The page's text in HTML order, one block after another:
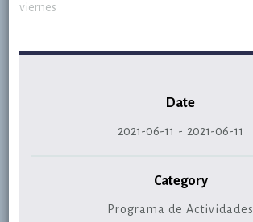
viernes
Date
2021-06-11 - 2021-06-11
Category
Programa de Actividades